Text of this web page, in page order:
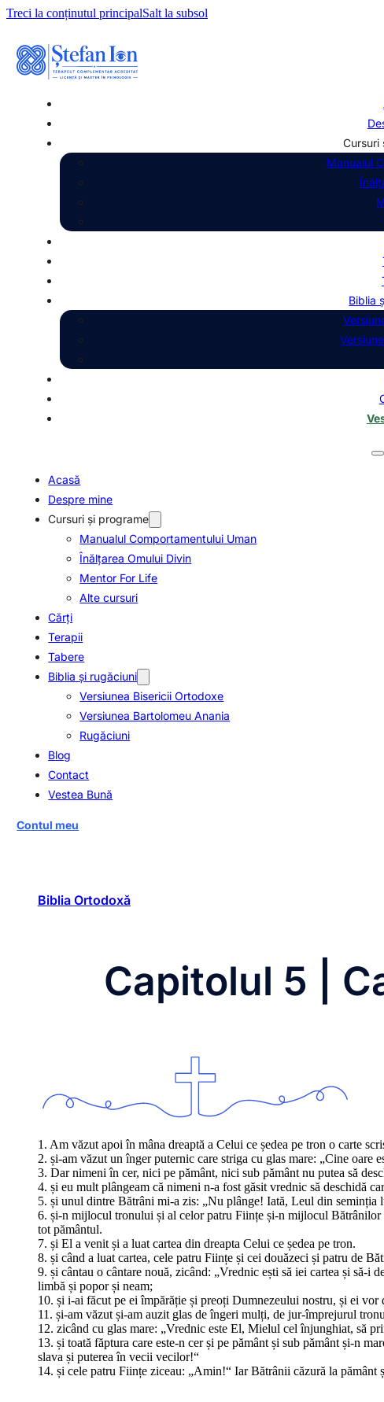
Treci la conținutul principalSalt la subsol
Cursuri
Manualul
Biblia
Acasă
Despre mine
Cursuri și programe
Manualul Comportamentului Uman
Înălțarea Omului Divin
Mentor For Life
Alte cursuri
Cărți
Terapii
Tabere
Biblia şi rugăciuni
Versiunea Bisericii Ortodoxe
Versiunea Bartolomeu Anania
Rugăciuni
Blog
Contact
Vestea Bună
Contul meu
Biblia Ortodoxă
Capitolul 5 |
1. Am văzut apoi în mâna dreaptă a Celui ce ședea pe tron o carte
2. și-am văzut un înger puternic care striga cu glas mare: „Cine oare
3. Dar nimeni în cer, nici pe pământ, nici sub pământ nu putea să
4. și eu mult plângeam că nimeni n-a fost găsit vrednic să deschidă
5. și unul dintre Bătrâni mi-a zis: „Nu plânge! Iată, Leul din seminția
6. și-n mijlocul tronului și al celor patru Ființe și-n mijlocul Bătrânilor
tot pământul.
7. și El a venit și a luat cartea din dreapta Celui ce ședea pe tron.
8. și când a luat cartea, cele patru Ființe și cei douăzeci și patru de
9. și cântau o cântare nouă, zicând: „Vrednic ești să iei cartea și să-
limbă și popor și neam;
10. și i-ai făcut pe ei împărăție și preoți Dumnezeului nostru, și ei vor
11. și-am văzut și-am auzit glas de îngeri mulți, de jur-împrejurul
12. zicând cu glas mare: „Vrednic este El, Mielul cel înjunghiat, să
13. și toată făptura care este-n cer și pe pământ și sub pământ și-n
slava și puterea în vecii vecilor!“
14. și cele patru Ființe ziceau: „Amin!“ Iar Bătrânii căzură la pământ